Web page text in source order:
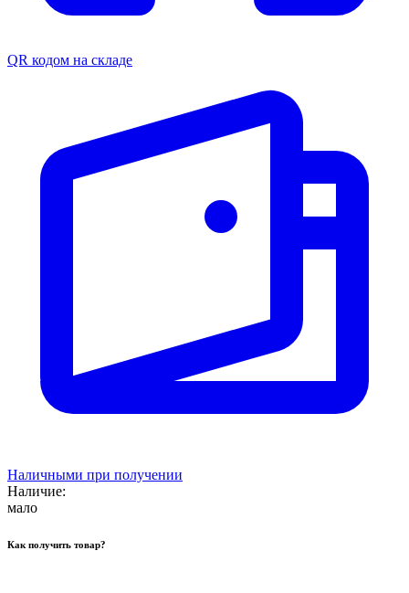
QR кодом на складе
Наличными при получении
Наличие:
мало
Как получить товар?